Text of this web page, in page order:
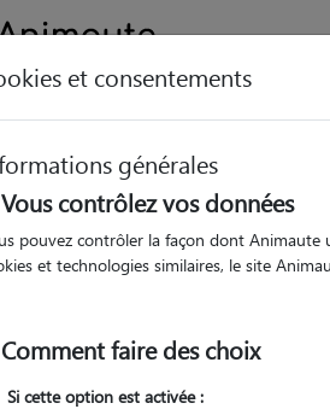
GARDE ANIMAUX
une
sur-
sur-Marne
et consentements
générales
contrôlez vos données
pouvez contrôler la façon dont Animaute
et technologies similaires, le site
faire des choix
Si cette option est activée :